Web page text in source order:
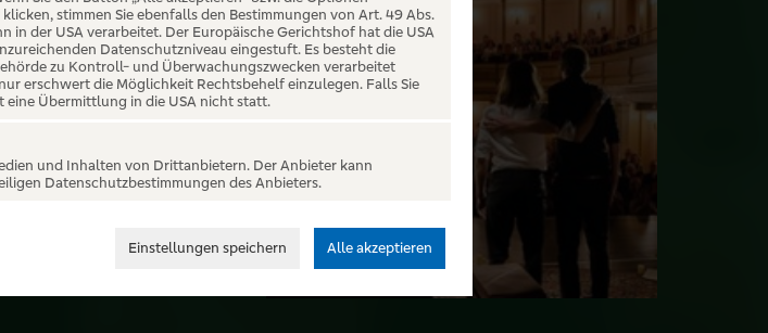
die verzaubern,
die dich „zu
stimmen Sie ebenfalls den Bestimmungen von Art. 49 Abs.
in der USA verarbeitet. Der Europäische Gerichtshof hat die USA
Datenschutzniveau eingestuft. Es besteht die
zu Kontroll- und Überwachungszwecken verarbeitet
erschwert die Möglichkeit Rechtsbehelf einzulegen. Falls Sie
eine Übermittlung in die USA nicht statt.
und Inhalten von Drittanbietern. Der Anbieter kann
Datenschutzbestimmungen des Anbieters.
Einstellungen speichern Alle akzeptieren